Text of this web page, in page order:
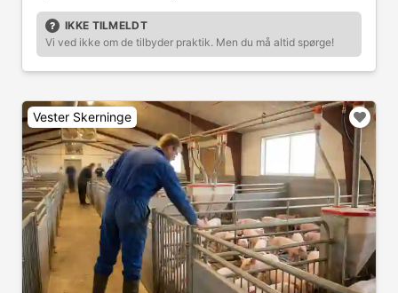
IKKE TILMELDT
Vi ved ikke om de tilbyder praktik. Men du må altid spørge!
Vester Skerninge